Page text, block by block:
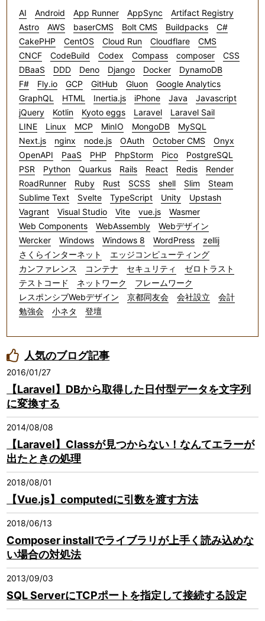
AI Android App Runner AppSync
Artifact Registry
Astro
AWS baserCMS Bolt CMS Buildpacks
C#
CakePHP
CentOS Cloud Run Cloudflare
CMS
CNCF
CodeBuild Codex Compass composer
CSS
DBaaS
DDD Deno Django Docker
DynamoDB
F#
Fly.io GCP GitHub Gluon
Google Analytics
GraphQL
HTML Inertia.js iPhone Java
Javascript
jQuery
Kotlin Kyoto eggs Laravel
Laravel Sail
LINE
Linux MCP MinIO MongoDB
MySQL
Next.js
nginx node.js OAuth October CMS
Onyx
OpenAPI
PaaS PHP PhpStorm Pico
PostgreSQL
PSR
Python Quarkus Rails React Redis
Render
RoadRunner
Ruby Rust SCSS shell Slim
Steam
Sublime Text
Svelte TypeScript Unity
Upstash
Vagrant
Visual Studio Vite vue.js
Wasmer
Web Components
WebAssembly
Webデザイン
Wercker
Windows Windows 8 WordPress
zellij
さくらインターネット
エッジコンピューティング
カンファレンス
コンテナ セキュリティ
ゼロトラスト
テストコード
ネットワーク
フレームワーク
レスポンシブWebデザイン
京都同友会 会社設立
会計
勉強会
小ネタ 登壇
人気のブログ記事
2016/01/27
【Laravel】DBから取得した日付型データを文字列
に変換する
2014/08/08
【Laravel】Classが見つからない！なんてエラーが
出たときの処理
2018/08/01
【Vue.js】computedに引数を渡す方法
2018/06/13
Composer installでライブラリが上手く読み込めな
い場合の対処法
2013/09/03
SQL ServerにTCPポートを指定して接続する設定